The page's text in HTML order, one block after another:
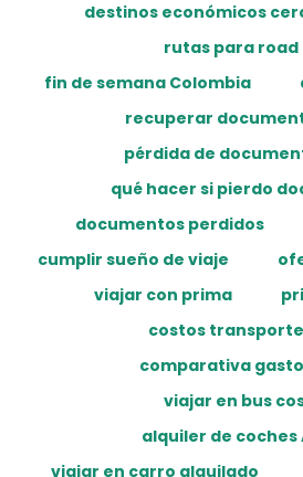
destinos económicos
rutas para
fin de semana Colombia
recuperar
pérdida de
qué hacer si pierdo
documentos perdidos
cumplir sueño de viaje
viajar con prima
costos
comparativa
viajar en bus
alquiler de coches
viajar en carro alquilado